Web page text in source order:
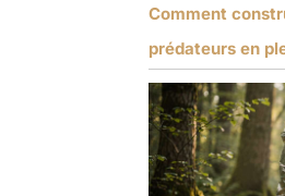
Comment
prédateurs en